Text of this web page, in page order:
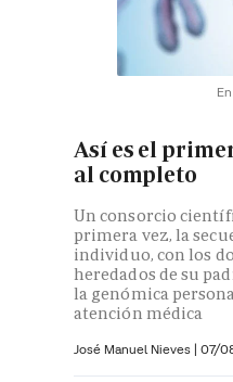
Así es el
al completo
Un consorcio
primera vez, la
individuo, con los
heredados de su
la genómica
atención médica
José Manuel Nieves | 07/